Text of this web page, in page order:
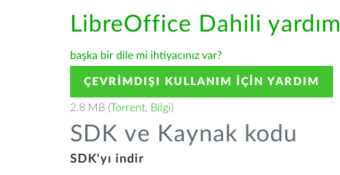
LibreOffice Dahili yardım
başka bir dile mi ihtiyacınız var?
ÇEVRIMDIŞI KULLANIM IÇIN YARDIM
2.8 MB (Torrent, Bilgi)
SDK ve Kaynak kodu
SDK'yı indir